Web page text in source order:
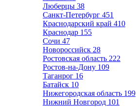
Люберцы 38
Санкт-Петербург 451
Краснодарский край 410
Краснодар 155
Сочи 47
Новороссийск 28
Ростовская область 222
Ростов-на-Дону 109
Таганрог 16
Батайск 10
Нижегородская область 199
Нижний Новгород 101